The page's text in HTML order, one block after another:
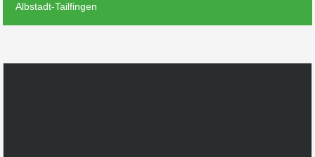
Albstadt-Tailfingen